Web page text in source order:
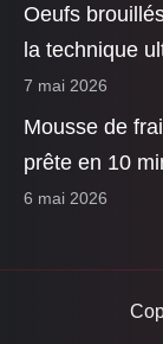
Oeufs
la technique
7 mai 2026
Mousse de
prête en 10
6 mai 2026